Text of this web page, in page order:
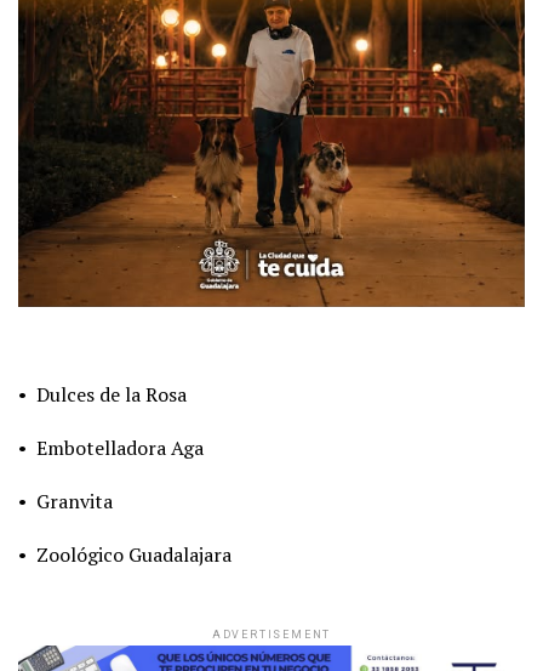
• Dulces de la Rosa
• Embotelladora Aga
• Granvita
• Zoológico Guadalajara
ADVERTISEMENT